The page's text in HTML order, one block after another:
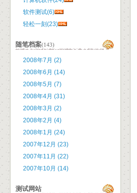
软件测试(6)
轻松一刻(23)
随笔档案(143)
2008年7月 (2)
2008年6月 (14)
2008年5月 (7)
2008年4月 (31)
2008年3月 (2)
2008年2月 (4)
2008年1月 (24)
2007年12月 (23)
2007年11月 (22)
2007年10月 (14)
测试网站